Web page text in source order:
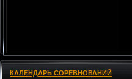
КАЛЕНДАРЬ СОРЕВНОВАНИЙ